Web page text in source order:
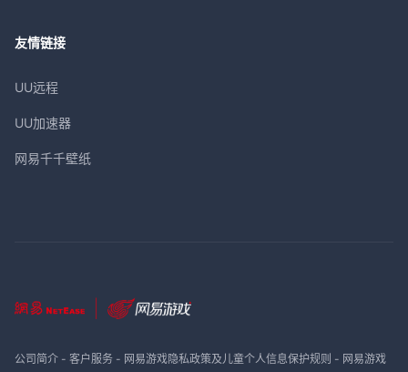
友情链接
UU远程
UU加速器
网易千千壁纸
公司简介- 客户服务- 网易游戏隐私政策及儿童个人信息保护规则 - 网易游戏